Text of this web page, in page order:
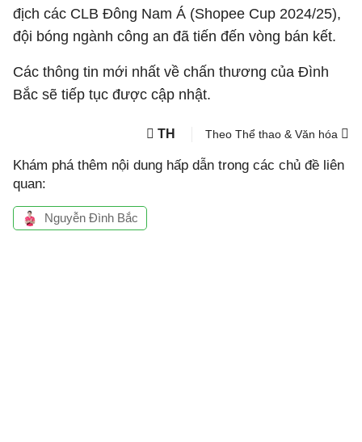
địch các CLB Đông Nam Á (Shopee Cup 2024/25),
đội bóng ngành công an đã tiến đến vòng bán kết.
Các thông tin mới nhất về chấn thương của Đình
Bắc sẽ tiếp tục được cập nhật.
TH Theo Thể thao & Văn hóa
Khám phá thêm nội dung hấp dẫn trong các chủ đề liên
quan:
Nguyễn Đình Bắc